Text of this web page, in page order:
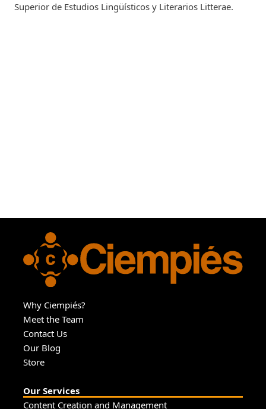
Superior de Estudios Lingüísticos y Literarios Litterae.
Why Ciempiés?
Meet the Team
Contact Us
Our Blog
Store
Our Services
Content Creation and Management